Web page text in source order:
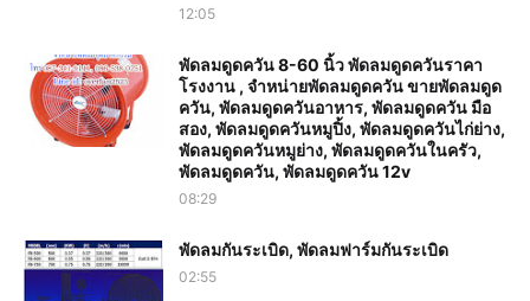
12:05
พัดลมดูดควัน 8-60 นิ้ว พัดลมดูดควันราคา
โรงงาน , จำหน่ายพัดลมดูดควัน ขายพัดลมดูด
ควัน, พัดลมดูดควันอาหาร, พัดลมดูดควัน มือ
สอง, พัดลมดูดควันหมูปิ้ง, พัดลมดูดควันไก่ย่าง,
พัดลมดูดควันหมูย่าง, พัดลมดูดควันในครัว,
พัดลมดูดควัน, พัดลมดูดควัน 12v
08:29
พัดลมกันระเบิด, พัดลมฟาร์มกันระเบิด
02:55